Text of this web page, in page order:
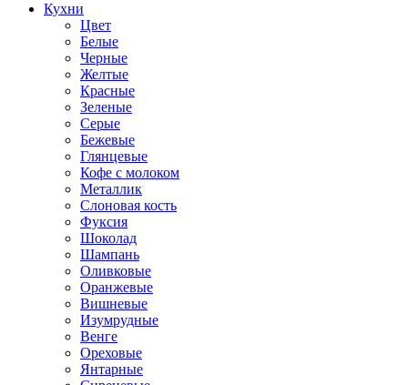
Кухни
Цвет
Белые
Черные
Желтые
Красные
Зеленые
Серые
Бежевые
Глянцевые
Кофе с молоком
Металлик
Слоновая кость
Фуксия
Шоколад
Шампань
Оливковые
Оранжевые
Вишневые
Изумрудные
Венге
Ореховые
Янтарные